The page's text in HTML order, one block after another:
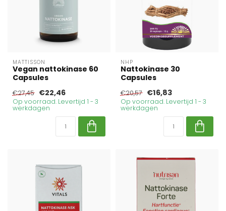
MATTISSON
Vegan nattokinase 60
Capsules
€27,45 €22,46
Op voorraad. Levertijd 1 - 3
werkdagen
NHP
Nattokinase 30
Capsules
€20,57 €16,83
Op voorraad. Levertijd 1 - 3
werkdagen